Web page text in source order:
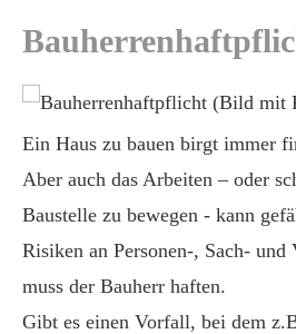
Ein Haus zu bauen birgt immer
Aber auch das Arbeiten – oder
Baustelle zu bewegen - kann
Risiken an Per­sonen-, Sach- und
muss der Bauherr haften.
Gibt es einen Vorfall, bei dem